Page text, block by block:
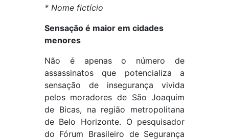
* Nome fictício
Sensação é maior em cidades
menores
Não é apenas o número de
assassinatos que potencializa a
sensação de insegurança vivida
pelos moradores de São Joaquim
de Bicas, na região metropolitana
de Belo Horizonte. O pesquisador
do Fórum Brasileiro de Segurança